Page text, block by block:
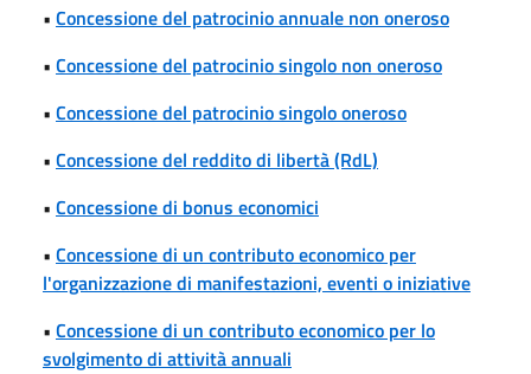
• Concessione del patrocinio annuale non oneroso
• Concessione del patrocinio singolo non oneroso
• Concessione del patrocinio singolo oneroso
• Concessione del reddito di libertà (RdL)
• Concessione di bonus economici
• Concessione di un contributo economico per
l'organizzazione di manifestazioni, eventi o iniziative
• Concessione di un contributo economico per lo
svolgimento di attività annuali